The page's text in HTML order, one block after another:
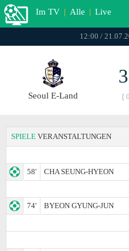
Im TV | Alle | Live
12:00 /
Seoul E-Land [
SPIELE VERANSTALTUNGEN
58'
CHA SEUNG-HYEON
74'
BYEON GYUNG-JUN